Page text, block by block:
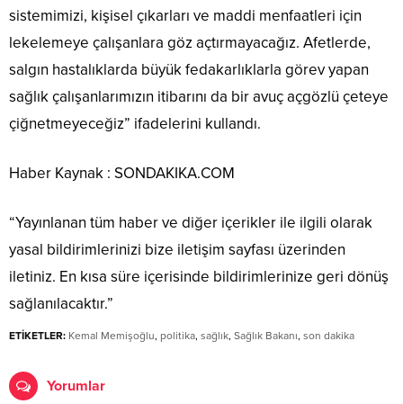
sistemimizi, kişisel çıkarları ve maddi menfaatleri için
lekelemeye çalışanlara göz açtırmayacağız. Afetlerde,
salgın hastalıklarda büyük fedakarlıklarla görev yapan
sağlık çalışanlarımızın itibarını da bir avuç açgözlü çeteye
çiğnetmeyeceğiz” ifadelerini kullandı.
Haber Kaynak : SONDAKIKA.COM
“Yayınlanan tüm haber ve diğer içerikler ile ilgili olarak
yasal bildirimlerinizi bize iletişim sayfası üzerinden
iletiniz. En kısa süre içerisinde bildirimlerinize geri dönüş
sağlanılacaktır.”
ETİKETLER: Kemal Memişoğlu, politika, sağlık, Sağlık Bakanı, son dakika
Yorumlar